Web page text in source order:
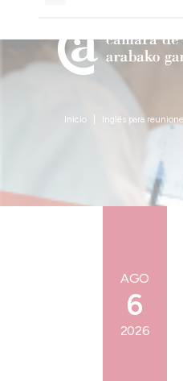
Inicio Inglés para
AGO
6
2026